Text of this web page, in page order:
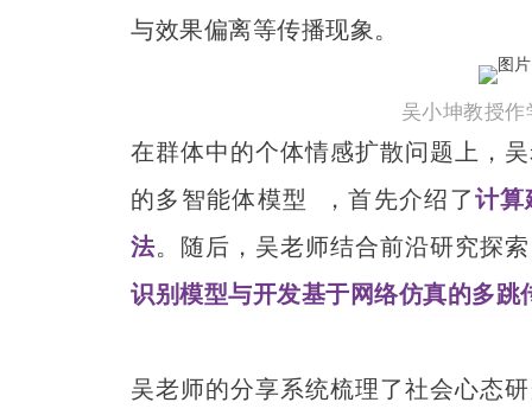
与效果偏离等传播现象。
吴小坤教授作
在群体中的个体情感扩散问题上，
的多智能体模型 ，首先介绍了计算
法。随后，吴老师结合前沿研究探
识别模型与开发基于网络仿真的多跳
吴老师的分享系统梳理了社会心态